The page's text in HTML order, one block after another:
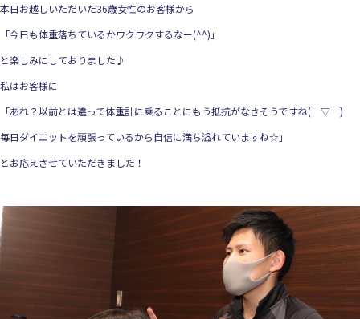
本日お越しいただいた36歳女性のお客様から
「今日も体重落ちているかワクワクするなー(^^)」
と楽しみにしておりました♪
私はお客様に
「あれ？以前とは違って体重計に乗ることにもう抵抗がなさそうですね(￣▽￣)
毎日ダイエットを頑張っているから自信に満ち溢れていますね☆」
とお応えさせていただきました！